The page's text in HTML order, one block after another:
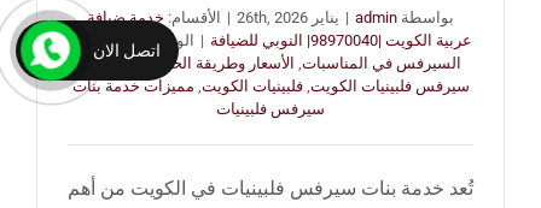
بواسطة admin
| يناير 26th, 2026 | الأقسام: خدمة ضيافة
عربية الكويت |98970040| النوبي للضيافة
| الوسوم:
أهمية بنات
السيرفس في المناسبات الأسعار وطريقة الحجز
خدمة بنات
سيرفس فلبينيات الكويت ,فلبينيات الكويت مميزات خدمة بنات
سيرفس فلبينيات
تُعد خدمة بنات سيرفس فلبينيات في الكويت من أهم
اتصل الان